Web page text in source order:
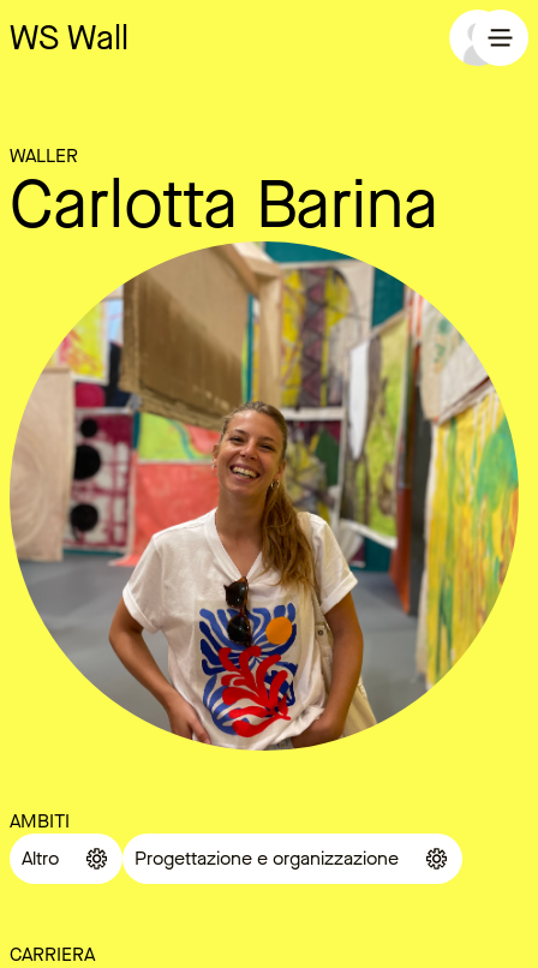
WS Wall
WALLER
Carlotta Barina
AMBITI
Altro
Progettazione e organizzazione
CARRIERA